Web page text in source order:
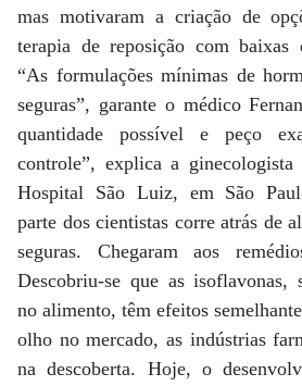
mas motivaram a criação de
terapia de reposição com baixas
“As formulações mínimas de
seguras”, garante o médico
quantidade possível e peço
controle”, explica a
Hospital São Luiz, em São
parte dos cientistas corre atrás de
seguras. Chegaram aos
Descobriu-se que as isoflavonas,
no alimento, têm efeitos
olho no mercado, as indústrias
na descoberta. Hoje, o